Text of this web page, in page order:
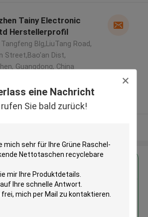
eine Nachricht
Sie bald zurück!
Tainy Electronic
Herstellerprofil
Tangfeng Blg,LiuTang Road,
Street,Bao'an Dist,
Guangdong, China
Lieferant
den besten Preis für
Grüne Raschel-Frucht-